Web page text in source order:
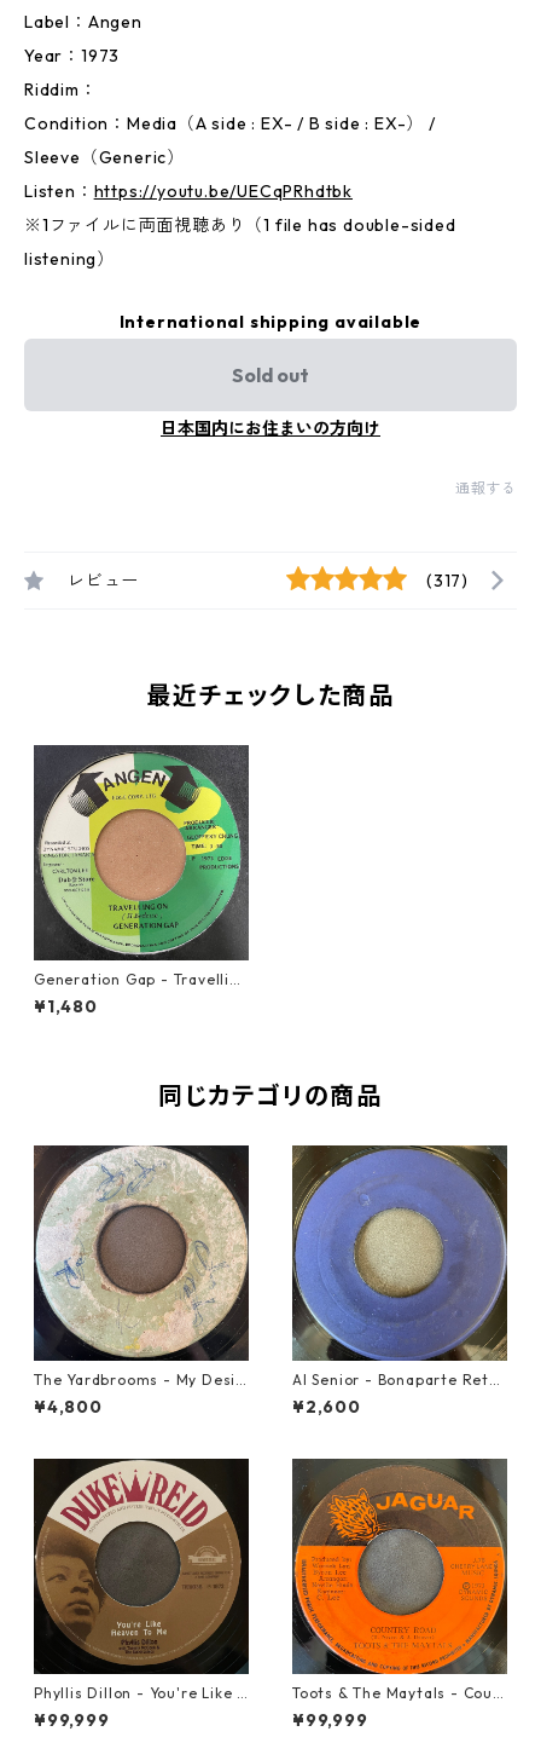
Label：Angen
Year：1973
Riddim：
Condition：Media（A side : EX- / B side : EX-） /
Sleeve（Generic）
Listen： https://youtu.be/UECqPRhdtbk
※1ファイルに両面視聴あり（1 file has double-sided
listening）
International shipping available
Sold out
日本国内にお住まいの方向け
通報する
レビュー (317)
最近チェックした商品
Generation Gap - Travellin
g On【7-21177】
¥1,480
同じカテゴリの商品
The Yardbrooms - My Desir
e【7-21922】
¥4,800
Al Senior - Bonaparte Retre
at【7-21861】
¥2,600
Phyllis Dillon - You're Like H
eaven To Me【7-21913】
¥99,999
Toots & The Maytals - Coun
try Road【7-21951】
¥99,999